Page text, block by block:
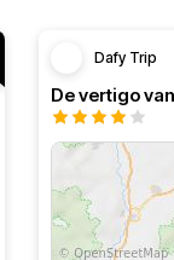
Dafy Trip
De vertigo